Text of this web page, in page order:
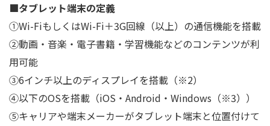
■タブレット端末の定義
①Wi-FiもしくはWi-Fi＋3G回線（以上）の通信機能を搭載
②動画・音楽・電子書籍・学習機能などのコンテンツが利
用可能
③6インチ以上のディスプレイを搭載（※2）
④以下のOSを搭載（iOS・Android・Windows（※3））
⑤キャリアや端末メーカーがタブレット端末と位置付けて